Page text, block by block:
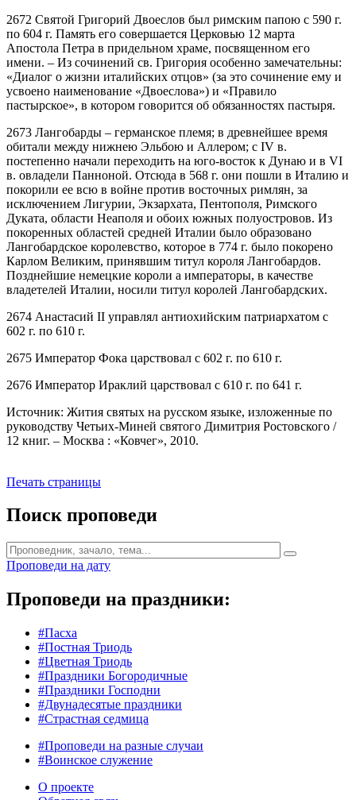
2672 Святой Григорий Двоеслов был римским папою с 590 г.
по 604 г. Память его совершается Церковью 12 марта
Апостола Петра в придельном храме, посвященном его
имени. – Из сочинений св. Григория особенно замечательны:
«Диалог о жизни италийских отцов» (за это сочинение ему и
усвоено наименование «Двоеслова») и «Правило
пастырское», в котором говорится об обязанностях пастыря.
2673 Лангобарды – германское племя; в древнейшее время
обитали между нижнею Эльбою и Аллером; с IV в.
постепенно начали переходить на юго-восток к Дунаю и в VI
в. овладели Панноной. Отсюда в 568 г. они пошли в Италию и
покорили ее всю в войне против восточных римлян, за
исключением Лигурии, Экзархата, Пентополя, Римского
Дуката, области Неаполя и обоих южных полуостровов. Из
покоренных областей средней Италии было образовано
Лангобардское королевство, которое в 774 г. было покорено
Карлом Великим, принявшим титул короля Лангобардов.
Позднейшие немецкие короли а императоры, в качестве
владетелей Италии, носили титул королей Лангобардских.
2674 Анастасий II управлял антиохийским патриархатом с
602 г. по 610 г.
2675 Император Фока царствовал с 602 г. по 610 г.
2676 Император Ираклий царствовал с 610 г. по 641 г.
Источник: Жития святых на русском языке, изложенные по
руководству Четьих-Миней святого Димитрия Ростовского /
12 книг. – Москва : «Ковчег», 2010.
Печать страницы
Поиск проповеди
Проповеди на дату
Проповеди на праздники:
#Пасха
#Постная Триодь
#Цветная Триодь
#Праздники Богородичные
#Праздники Господни
#Двунадесятые праздники
#Страстная седмица
#Проповеди на разные случаи
#Воинское служение
О проекте